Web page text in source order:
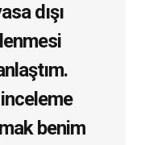
dışı
benim